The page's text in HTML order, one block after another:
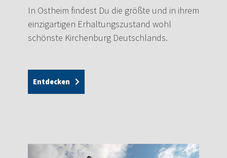
In Ostheim findest Du die größte und in ihrem
einzigartigen Erhaltungszustand wohl
schönste Kirchenburg Deutschlands.
Entdecken